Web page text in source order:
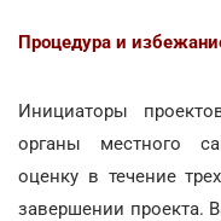
Процедура и
Инициаторы
органы местного
оценку в течение
завершении проекта.